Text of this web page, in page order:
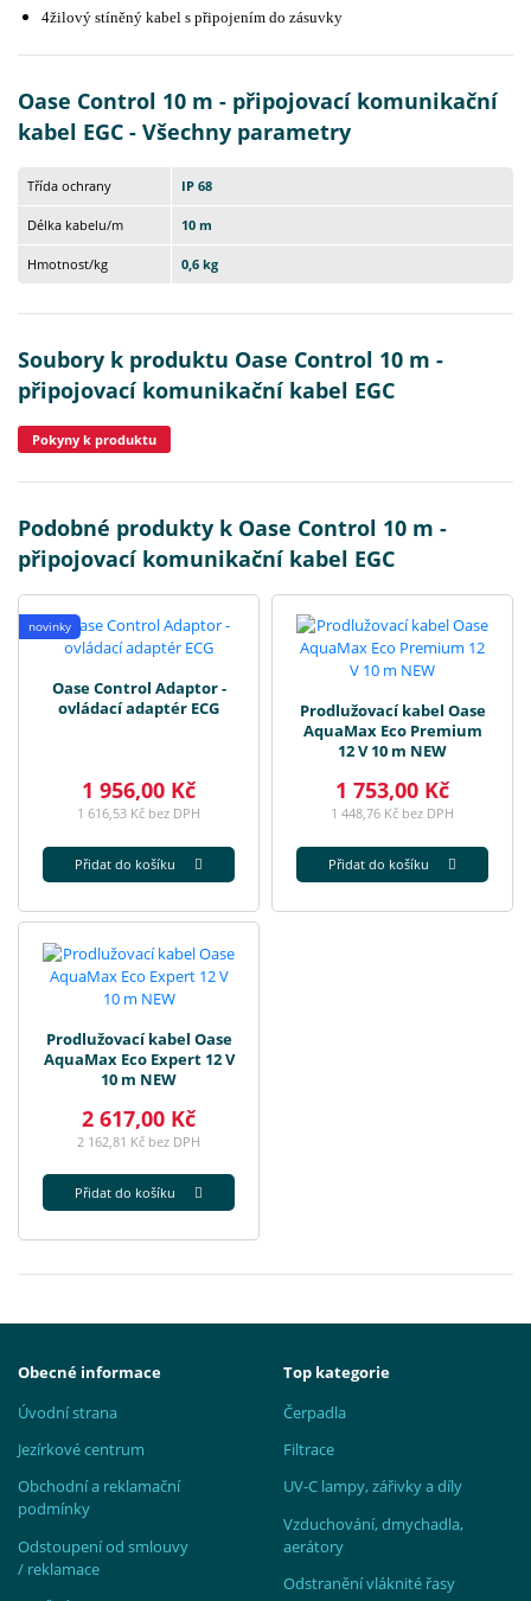
4žilový stíněný kabel s připojením do zásuvky
Oase Control 10 m - připojovací komunikační
kabel EGC - Všechny parametry
Třída ochrany IP 68
Délka kabelu/m 10 m
Hmotnost/kg 0,6 kg
Soubory k produktu Oase Control 10 m -
připojovací komunikační kabel EGC
Pokyny k produktu
Podobné produkty k Oase Control 10 m -
připojovací komunikační kabel EGC
novinky
Oase Control Adaptor -
ovládací adaptér ECG
1 956,00 Kč
1 616,53 Kč bez DPH
Přidat do košíku
Prodlužovací kabel Oase
AquaMax Eco Premium
12 V 10 m NEW
1 753,00 Kč
1 448,76 Kč bez DPH
Přidat do košíku
Prodlužovací kabel Oase
AquaMax Eco Expert 12 V
10 m NEW
2 617,00 Kč
2 162,81 Kč bez DPH
Přidat do košíku
Obecné informace
Úvodní strana
Jezírkové centrum
Obchodní a reklamační
podmínky
Odstoupení od smlouvy
/ reklamace
Top kategorie
Čerpadla
Filtrace
UV-C lampy, zářivky a díly
Vzduchování, dmychadla,
aerátory
Odstranění vláknité řasy